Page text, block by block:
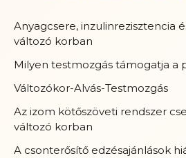
Anyagcsere, inzulinrezisztencia
változó korban
Milyen testmozgás támogatja a
Változókor-Alvás-Testmozgás
Az izom kötőszöveti rendszer
változó korban
A csonterősítő edzésajánlások